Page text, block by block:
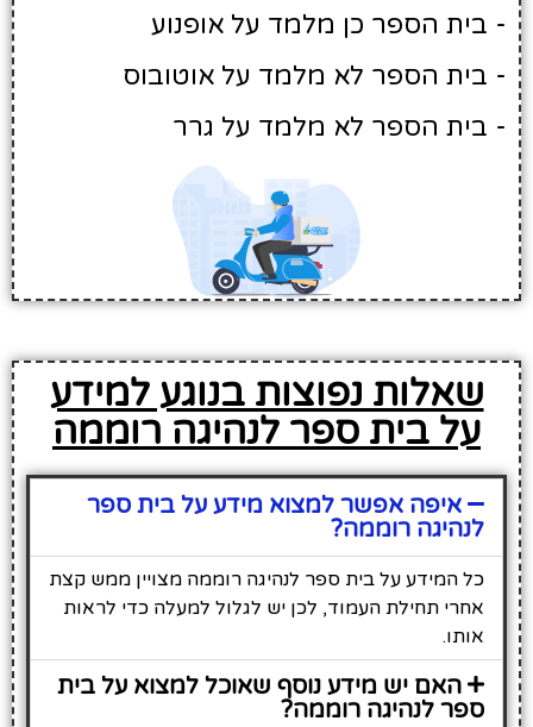
- בית הספר כן מלמד על אופנוע
- בית הספר לא מלמד על אוטובוס
- בית הספר לא מלמד על גרר
שאלות נפוצות בנוגע למידע
על בית ספר לנהיגה רוממה
איפה אפשר למצוא מידע על בית ספר
לנהיגה רוממה?
כל המידע על בית ספר לנהיגה רוממה מצויין ממש קצת
אחרי תחילת העמוד, לכן יש לגלול למעלה כדי לראות
אותו.
האם יש מידע נוסף שאוכל למצוא על בית
ספר לנהיגה רוממה?